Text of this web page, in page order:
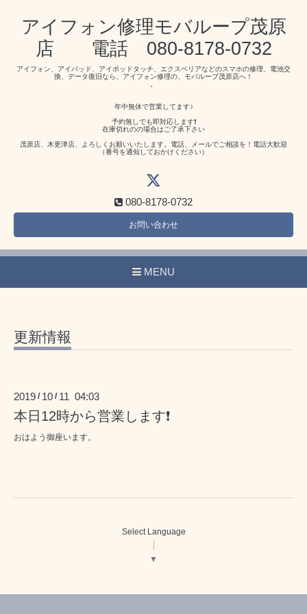
アイフォン修理モバループ茂原
店 電話 080-8178-0732
アイフォン、アイパッド、アイポッドタッチ、エクスペリアなどのスマホの修理、電池交
換、データ復旧なら、アイフォン修理の、モバループ茂原店へ！
年中無休で営業してます♪
予約無しでも即対応します❗️
在庫切れのの場合はご了承下さい
茂原店、木更津店、よろしくお願いいたします。電話、メールでご相談を！電話大歓迎
（番号を通知しておかけください）
080-8178-0732
お問い合わせ
MENU
更新情報
2019 / 10 / 11 04:03
本日12時から営業します❗️
おはよう御座います。
Select Language
▼